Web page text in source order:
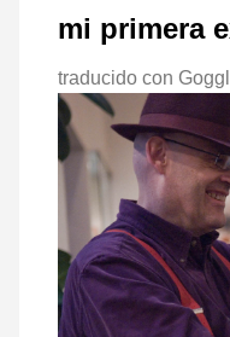
mi primera
traducido con